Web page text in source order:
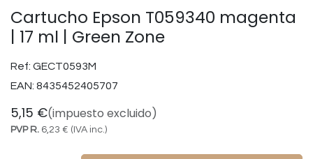
Cartucho Epson T059340 magenta
| 17 ml | Green Zone
Ref: GECT0593M
EAN: 8435452405707
5,15 €(impuesto excluido)
PVP R. 6,23 € (IVA inc.)